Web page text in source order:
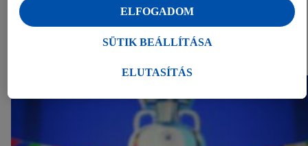
kényelmes beállításokhoz, statisztikák összeállításához vagy a
Lidl szolgáltatásokon belül és kívül személyre szabott
hirdetésekhez. Ha Ön a Lidl Plus program résztvevője, bolti
további információkat talál az adatkezeléssel kapcsolatban.
Az "Elutasítás" gombra kattintva csak a szükséges
technológiák használatát engedélyezheti. Az "Elfogadom"
ELUTASÍTÁS
SÜTIK BEÁLLÍTÁSA
ELFOGADOM